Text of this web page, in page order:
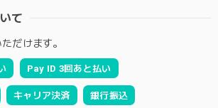
て
だけます。
Pay ID 3回あと払い
キャリア決済 銀行振込